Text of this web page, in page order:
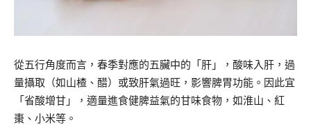
從五行角度而言，春季對應的五臟中的「肝」，酸味入肝，過
量攝取（如山楂、醋）或致肝氣過旺，影響脾胃功能。因此宜
「省酸增甘」，適量進食健脾益氣的甘味食物，如淮山、紅
棗、小米等。